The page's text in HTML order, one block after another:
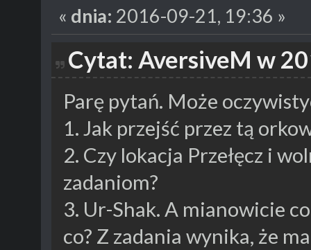
« dnia: 2016-09-21, 19:36 »
Cytat: AversiveM w
Parę pytań. Może
1. Jak przejść przez tą
2. Czy lokacja Przełęcz i
zadaniom?
3. Ur-Shak. A mianowicie
co? Z zadania wynika, że